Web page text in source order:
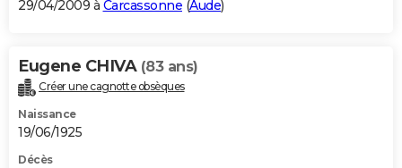
29/04/2009 à Carcassonne (Aude)
Eugene CHIVA (83 ans)
Créer une cagnotte obsèques
Naissance
19/06/1925
Décès